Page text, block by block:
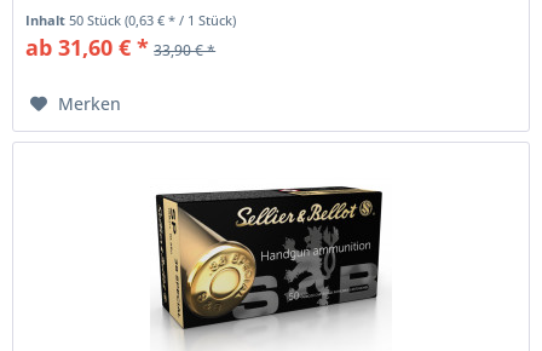
Inhalt 50 Stück(0,63 € * / 1 Stück)
ab 31,60 € * 33,90 € *
Merken